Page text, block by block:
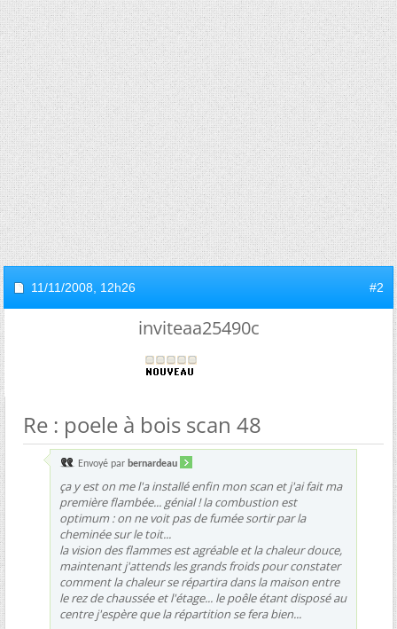
11/11/2008, 12h26 #2
inviteaa25490c
Re : poele à bois scan 48
Envoyé par bernardeau
ça y est on me l'a installé enfin mon scan et j'ai fait ma
première flambée... génial ! la combustion est
optimum : on ne voit pas de fumée sortir par la
cheminée sur le toit...
la vision des flammes est agréable et la chaleur douce,
maintenant j'attends les grands froids pour constater
comment la chaleur se répartira dans la maison entre
le rez de chaussée et l'étage... le poêle étant disposé au
centre j'espère que la répartition se fera bien...